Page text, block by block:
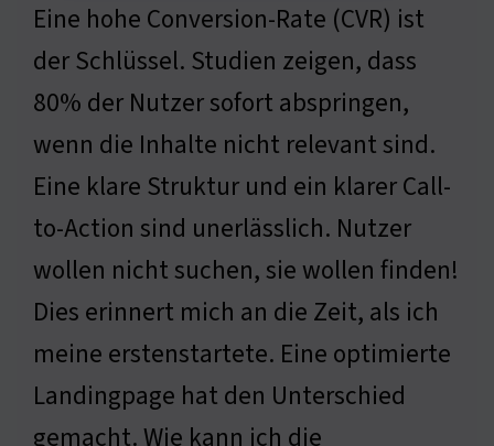
Eine hohe Conversion-Rate (CVR) ist
der Schlüssel. Studien zeigen, dass
80% der Nutzer sofort abspringen,
wenn die Inhalte nicht relevant sind.
Eine klare Struktur und ein klarer Call-
to-Action sind unerlässlich. Nutzer
wollen nicht suchen, sie wollen finden!
Dies erinnert mich an die Zeit, als ich
meine erstenstartete. Eine optimierte
Landingpage hat den Unterschied
gemacht. Wie kann ich die